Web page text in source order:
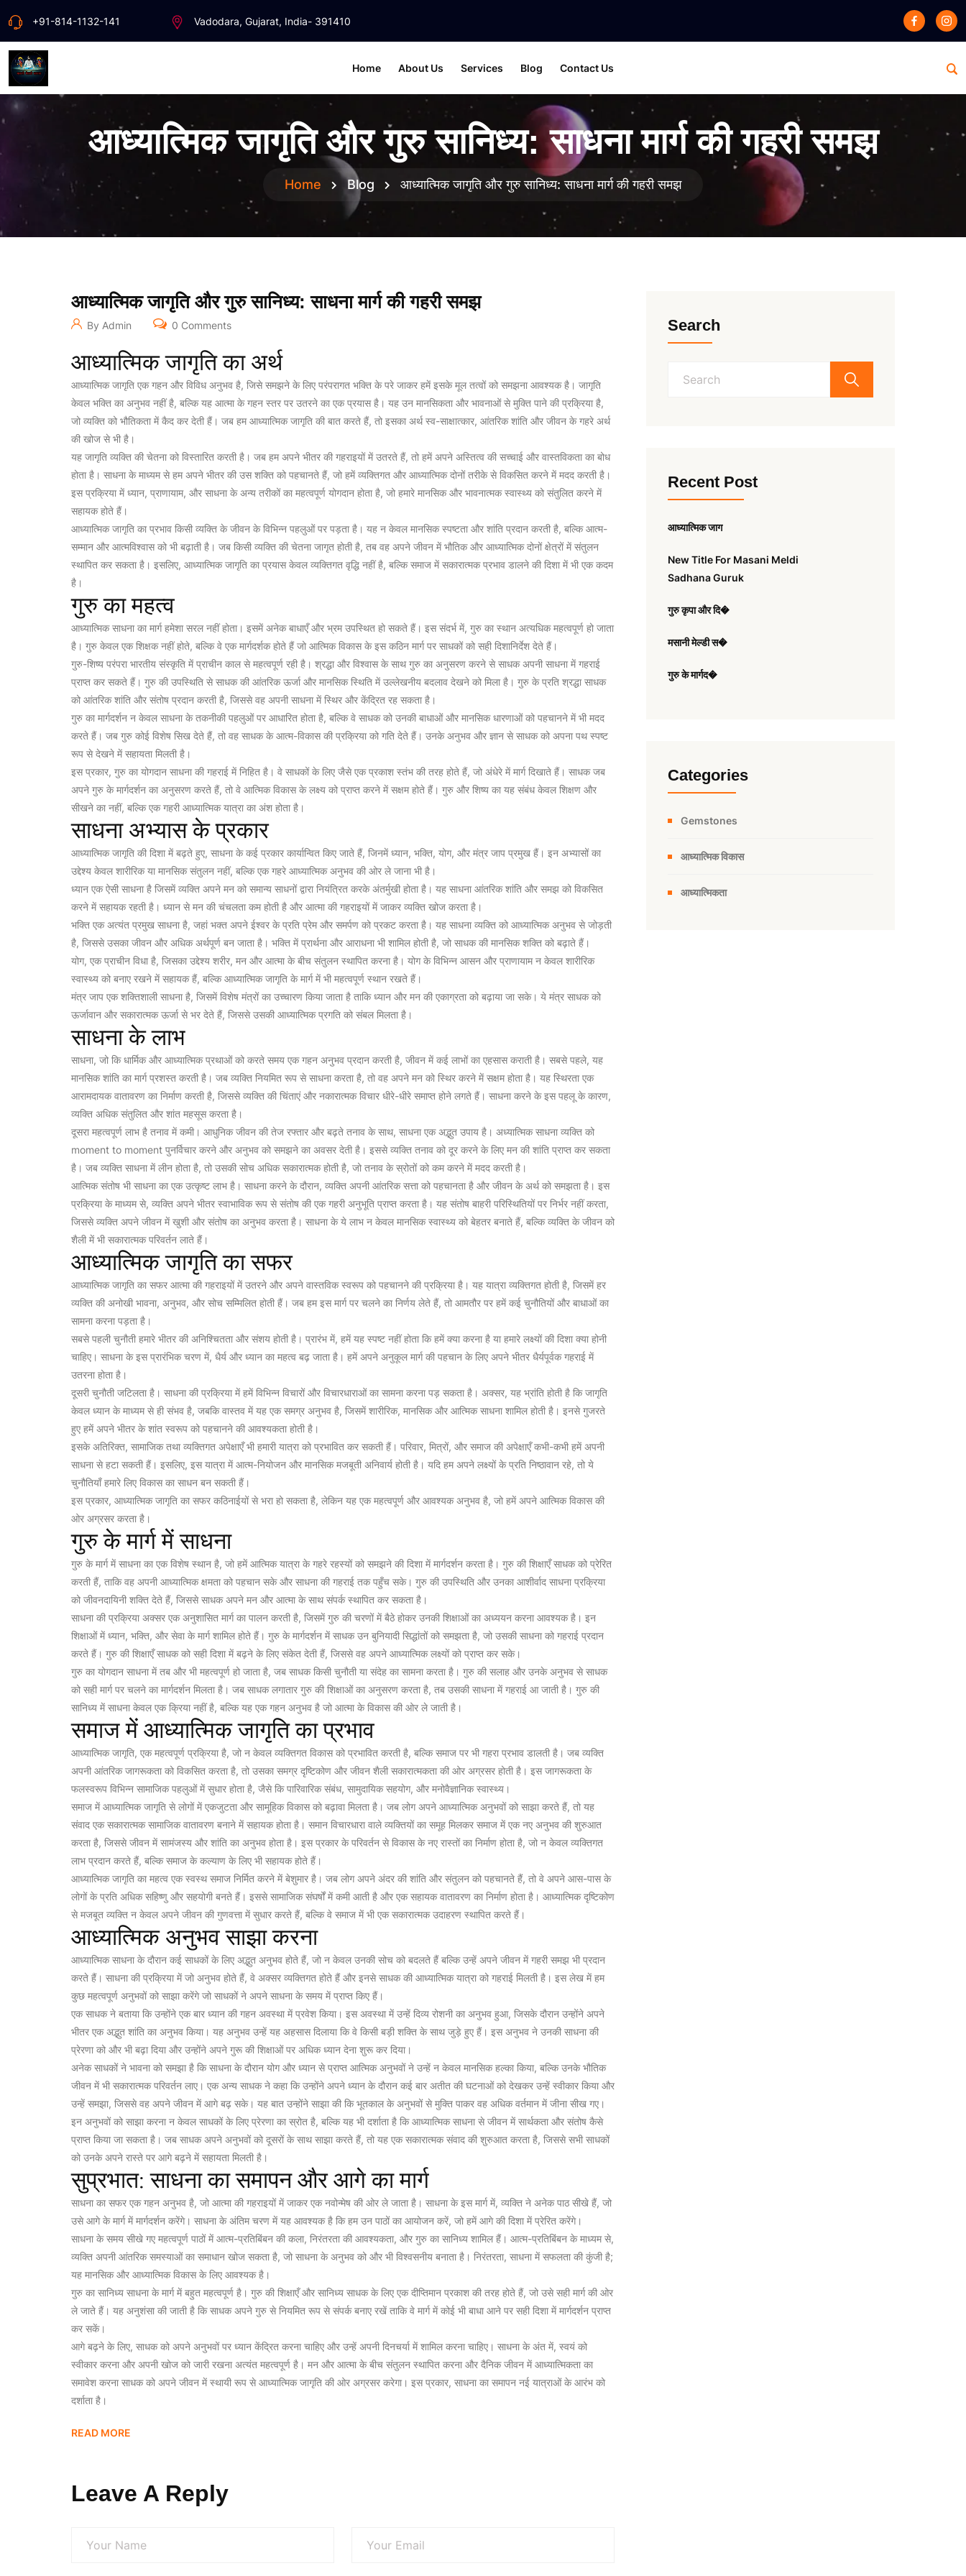
+91-814-1132-141 Vadodara, Gujarat, India- 391410
Home About Us Services Blog Contact Us
आध्यात्मिक जागृति और गुरु सानिध्य: साधना मार्ग की गहरी समझ
Home Blog आध्यात्मिक जागृति और गुरु सानिध्य: साधना मार्ग की गहरी समझ
आध्यात्मिक जागृति और गुरु सानिध्य: साधना मार्ग की गहरी समझ
By Admin 0 Comments
आध्यात्मिक जागृति का अर्थ
आध्यात्मिक जागृति एक गहन और विविध अनुभव है, जिसे समझने के लिए परंपरागत भक्ति के परे जाकर हमें इसके मूल तत्वों को समझना आवश्यक है। जागृति
केवल भक्ति का अनुभव नहीं है, बल्कि यह आत्मा के गहन स्तर पर उतरने का एक प्रयास है। यह उन मानसिकता और भावनाओं से मुक्ति पाने की प्रक्रिया है,
जो व्यक्ति को भौतिकता में कैद कर देती हैं। जब हम आध्यात्मिक जागृति की बात करते हैं, तो इसका अर्थ स्व-साक्षात्कार, आंतरिक शांति और जीवन के गहरे अर्थ
की खोज से भी है।
यह जागृति व्यक्ति की चेतना को विस्तारित करती है। जब हम अपने भीतर की गहराइयों में उतरते हैं, तो हमें अपने अस्तित्व की सच्चाई और वास्तविकता का बोध
होता है। साधना के माध्यम से हम अपने भीतर की उस शक्ति को पहचानते हैं, जो हमें व्यक्तिगत और आध्यात्मिक दोनों तरीके से विकसित करने में मदद करती है।
इस प्रक्रिया में ध्यान, प्राणायाम, और साधना के अन्य तरीकों का महत्वपूर्ण योगदान होता है, जो हमारे मानसिक और भावनात्मक स्वास्थ्य को संतुलित करने में
सहायक होते हैं।
आध्यात्मिक जागृति का प्रभाव किसी व्यक्ति के जीवन के विभिन्न पहलुओं पर पड़ता है। यह न केवल मानसिक स्पष्टता और शांति प्रदान करती है, बल्कि आत्म-
सम्मान और आत्मविश्वास को भी बढ़ाती है। जब किसी व्यक्ति की चेतना जागृत होती है, तब वह अपने जीवन में भौतिक और आध्यात्मिक दोनों क्षेत्रों में संतुलन
स्थापित कर सकता है। इसलिए, आध्यात्मिक जागृति का प्रयास केवल व्यक्तिगत वृद्धि नहीं है, बल्कि समाज में सकारात्मक प्रभाव डालने की दिशा में भी एक कदम
है।
गुरु का महत्व
आध्यात्मिक साधना का मार्ग हमेशा सरल नहीं होता। इसमें अनेक बाधाएँ और भ्रम उपस्थित हो सकते हैं। इस संदर्भ में, गुरु का स्थान अत्यधिक महत्वपूर्ण हो जाता
है। गुरु केवल एक शिक्षक नहीं होते, बल्कि वे एक मार्गदर्शक होते हैं जो आत्मिक विकास के इस कठिन मार्ग पर साधकों को सही दिशानिर्देश देते हैं।
गुरु-शिष्य परंपरा भारतीय संस्कृति में प्राचीन काल से महत्वपूर्ण रही है। श्रद्धा और विश्वास के साथ गुरु का अनुसरण करने से साधक अपनी साधना में गहराई
प्राप्त कर सकते हैं। गुरु की उपस्थिति से साधक की आंतरिक ऊर्जा और मानसिक स्थिति में उल्लेखनीय बदलाव देखने को मिला है। गुरु के प्रति श्रद्धा साधक
को आंतरिक शांति और संतोष प्रदान करती है, जिससे वह अपनी साधना में स्थिर और केंद्रित रह सकता है।
गुरु का मार्गदर्शन न केवल साधना के तकनीकी पहलुओं पर आधारित होता है, बल्कि वे साधक को उनकी बाधाओं और मानसिक धारणाओं को पहचानने में भी मदद
करते हैं। जब गुरु कोई विशेष सिख देते हैं, तो वह साधक के आत्म-विकास की प्रक्रिया को गति देते हैं। उनके अनुभव और ज्ञान से साधक को अपना पथ स्पष्ट
रूप से देखने में सहायता मिलती है।
इस प्रकार, गुरु का योगदान साधना की गहराई में निहित है। वे साधकों के लिए जैसे एक प्रकाश स्तंभ की तरह होते हैं, जो अंधेरे में मार्ग दिखाते हैं। साधक जब
अपने गुरु के मार्गदर्शन का अनुसरण करते हैं, तो वे आत्मिक विकास के लक्ष्य को प्राप्त करने में सक्षम होते हैं। गुरु और शिष्य का यह संबंध केवल शिक्षण और
सीखने का नहीं, बल्कि एक गहरी आध्यात्मिक यात्रा का अंश होता है।
साधना अभ्यास के प्रकार
आध्यात्मिक जागृति की दिशा में बढ़ते हुए, साधना के कई प्रकार कार्यान्वित किए जाते हैं, जिनमें ध्यान, भक्ति, योग, और मंत्र जाप प्रमुख हैं। इन अभ्यासों का
उद्देश्य केवल शारीरिक या मानसिक संतुलन नहीं, बल्कि एक गहरे आध्यात्मिक अनुभव की ओर ले जाना भी है।
ध्यान एक ऐसी साधना है जिसमें व्यक्ति अपने मन को समान्य साधनों द्वारा नियंत्रित करके अंतर्मुखी होता है। यह साधना आंतरिक शांति और समझ को विकसित
करने में सहायक रहती है। ध्यान से मन की चंचलता कम होती है और आत्मा की गहराइयों में जाकर व्यक्ति खोज करता है।
भक्ति एक अत्यंत प्रमुख साधना है, जहां भक्त अपने ईश्वर के प्रति प्रेम और समर्पण को प्रकट करता है। यह साधना व्यक्ति को आध्यात्मिक अनुभव से जोड़ती
है, जिससे उसका जीवन और अधिक अर्थपूर्ण बन जाता है। भक्ति में प्रार्थना और आराधना भी शामिल होती है, जो साधक की मानसिक शक्ति को बढ़ाते हैं।
योग, एक प्राचीन विधा है, जिसका उद्देश्य शरीर, मन और आत्मा के बीच संतुलन स्थापित करना है। योग के विभिन्न आसन और प्राणायाम न केवल शारीरिक
स्वास्थ्य को बनाए रखने में सहायक हैं, बल्कि आध्यात्मिक जागृति के मार्ग में भी महत्वपूर्ण स्थान रखते हैं।
मंत्र जाप एक शक्तिशाली साधना है, जिसमें विशेष मंत्रों का उच्चारण किया जाता है ताकि ध्यान और मन की एकाग्रता को बढ़ाया जा सके। ये मंत्र साधक को
ऊर्जावान और सकारात्मक ऊर्जा से भर देते हैं, जिससे उसकी आध्यात्मिक प्रगति को संबल मिलता है।
साधना के लाभ
साधना, जो कि धार्मिक और आध्यात्मिक प्रथाओं को करते समय एक गहन अनुभव प्रदान करती है, जीवन में कई लाभों का एहसास कराती है। सबसे पहले, यह
मानसिक शांति का मार्ग प्रशस्त करती है। जब व्यक्ति नियमित रूप से साधना करता है, तो वह अपने मन को स्थिर करने में सक्षम होता है। यह स्थिरता एक
आरामदायक वातावरण का निर्माण करती है, जिससे व्यक्ति की चिंताएं और नकारात्मक विचार धीरे-धीरे समाप्त होने लगते हैं। साधना करने के इस पहलू के कारण,
व्यक्ति अधिक संतुलित और शांत महसूस करता है।
दूसरा महत्वपूर्ण लाभ है तनाव में कमी। आधुनिक जीवन की तेज रफ्तार और बढ़ते तनाव के साथ, साधना एक अद्भुत उपाय है। अध्यात्मिक साधना व्यक्ति को
moment to moment पुनर्विचार करने और अनुभव को समझने का अवसर देती है। इससे व्यक्ति तनाव को दूर करने के लिए मन की शांति प्राप्त कर सकता
है। जब व्यक्ति साधना में लीन होता है, तो उसकी सोच अधिक सकारात्मक होती है, जो तनाव के स्रोतों को कम करने में मदद करती है।
आत्मिक संतोष भी साधना का एक उत्कृष्ट लाभ है। साधना करने के दौरान, व्यक्ति अपनी आंतरिक सत्ता को पहचानता है और जीवन के अर्थ को समझता है। इस
प्रक्रिया के माध्यम से, व्यक्ति अपने भीतर स्वाभाविक रूप से संतोष की एक गहरी अनुभूति प्राप्त करता है। यह संतोष बाहरी परिस्थितियों पर निर्भर नहीं करता,
जिससे व्यक्ति अपने जीवन में खुशी और संतोष का अनुभव करता है। साधना के ये लाभ न केवल मानसिक स्वास्थ्य को बेहतर बनाते हैं, बल्कि व्यक्ति के जीवन को
शैली में भी सकारात्मक परिवर्तन लाते हैं।
आध्यात्मिक जागृति का सफर
आध्यात्मिक जागृति का सफर आत्मा की गहराइयों में उतरने और अपने वास्तविक स्वरूप को पहचानने की प्रक्रिया है। यह यात्रा व्यक्तिगत होती है, जिसमें हर
व्यक्ति की अनोखी भावना, अनुभव, और सोच सम्मिलित होती हैं। जब हम इस मार्ग पर चलने का निर्णय लेते हैं, तो आमतौर पर हमें कई चुनौतियों और बाधाओं का
सामना करना पड़ता है।
सबसे पहली चुनौती हमारे भीतर की अनिश्चितता और संशय होती है। प्रारंभ में, हमें यह स्पष्ट नहीं होता कि हमें क्या करना है या हमारे लक्ष्यों की दिशा क्या होनी
चाहिए। साधना के इस प्रारंभिक चरण में, धैर्य और ध्यान का महत्व बढ़ जाता है। हमें अपने अनुकूल मार्ग की पहचान के लिए अपने भीतर धैर्यपूर्वक गहराई में
उतरना होता है।
दूसरी चुनौती जटिलता है। साधना की प्रक्रिया में हमें विभिन्न विचारों और विचारधाराओं का सामना करना पड़ सकता है। अक्सर, यह भ्रांति होती है कि जागृति
केवल ध्यान के माध्यम से ही संभव है, जबकि वास्तव में यह एक समग्र अनुभव है, जिसमें शारीरिक, मानसिक और आत्मिक साधना शामिल होती है। इनसे गुजरते
हुए हमें अपने भीतर के शांत स्वरूप को पहचानने की आवश्यकता होती है।
इसके अतिरिक्त, सामाजिक तथा व्यक्तिगत अपेक्षाएँ भी हमारी यात्रा को प्रभावित कर सकती हैं। परिवार, मित्रों, और समाज की अपेक्षाएँ कभी-कभी हमें अपनी
साधना से हटा सकती हैं। इसलिए, इस यात्रा में आत्म-नियोजन और मानसिक मजबूती अनिवार्य होती है। यदि हम अपने लक्ष्यों के प्रति निष्ठावान रहे, तो ये
चुनौतियाँ हमारे लिए विकास का साधन बन सकती हैं।
इस प्रकार, आध्यात्मिक जागृति का सफर कठिनाईयों से भरा हो सकता है, लेकिन यह एक महत्वपूर्ण और आवश्यक अनुभव है, जो हमें अपने आत्मिक विकास की
ओर अग्रसर करता है।
गुरु के मार्ग में साधना
गुरु के मार्ग में साधना का एक विशेष स्थान है, जो हमें आत्मिक यात्रा के गहरे रहस्यों को समझने की दिशा में मार्गदर्शन करता है। गुरु की शिक्षाएँ साधक को प्रेरित
करती हैं, ताकि वह अपनी आध्यात्मिक क्षमता को पहचान सके और साधना की गहराई तक पहुँच सके। गुरु की उपस्थिति और उनका आशीर्वाद साधना प्रक्रिया
को जीवनदायिनी शक्ति देते हैं, जिससे साधक अपने मन और आत्मा के साथ संपर्क स्थापित कर सकता है।
साधना की प्रक्रिया अक्सर एक अनुशासित मार्ग का पालन करती है, जिसमें गुरु की चरणों में बैठे होकर उनकी शिक्षाओं का अध्ययन करना आवश्यक है। इन
शिक्षाओं में ध्यान, भक्ति, और सेवा के मार्ग शामिल होते हैं। गुरु के मार्गदर्शन में साधक उन बुनियादी सिद्धांतों को समझता है, जो उसकी साधना को गहराई प्रदान
करते हैं। गुरु की शिक्षाएँ साधक को सही दिशा में बढ़ने के लिए संकेत देती हैं, जिससे वह अपने आध्यात्मिक लक्ष्यों को प्राप्त कर सके।
गुरु का योगदान साधना में तब और भी महत्वपूर्ण हो जाता है, जब साधक किसी चुनौती या संदेह का सामना करता है। गुरु की सलाह और उनके अनुभव से साधक
को सही मार्ग पर चलने का मार्गदर्शन मिलता है। जब साधक लगातार गुरु की शिक्षाओं का अनुसरण करता है, तब उसकी साधना में गहराई आ जाती है। गुरु की
सानिध्य में साधना केवल एक क्रिया नहीं है, बल्कि यह एक गहन अनुभव है जो आत्मा के विकास की ओर ले जाती है।
समाज में आध्यात्मिक जागृति का प्रभाव
आध्यात्मिक जागृति, एक महत्वपूर्ण प्रक्रिया है, जो न केवल व्यक्तिगत विकास को प्रभावित करती है, बल्कि समाज पर भी गहरा प्रभाव डालती है। जब व्यक्ति
अपनी आंतरिक जागरूकता को विकसित करता है, तो उसका समग्र दृष्टिकोण और जीवन शैली सकारात्मकता की ओर अग्रसर होती है। इस जागरूकता के
फलस्वरूप विभिन्न सामाजिक पहलुओं में सुधार होता है, जैसे कि पारिवारिक संबंध, सामुदायिक सहयोग, और मनोवैज्ञानिक स्वास्थ्य।
समाज में आध्यात्मिक जागृति से लोगों में एकजुटता और सामूहिक विकास को बढ़ावा मिलता है। जब लोग अपने आध्यात्मिक अनुभवों को साझा करते हैं, तो यह
संवाद एक सकारात्मक सामाजिक वातावरण बनाने में सहायक होता है। समान विचारधारा वाले व्यक्तियों का समूह मिलकर समाज में एक नए अनुभव की शुरुआत
करता है, जिससे जीवन में सामंजस्य और शांति का अनुभव होता है। इस प्रकार के परिवर्तन से विकास के नए रास्तों का निर्माण होता है, जो न केवल व्यक्तिगत
लाभ प्रदान करते हैं, बल्कि समाज के कल्याण के लिए भी सहायक होते हैं।
आध्यात्मिक जागृति का महत्व एक स्वस्थ समाज निर्मित करने में बेशुमार है। जब लोग अपने अंदर की शांति और संतुलन को पहचानते हैं, तो वे अपने आस-पास के
लोगों के प्रति अधिक सहिष्णु और सहयोगी बनते हैं। इससे सामाजिक संघर्षों में कमी आती है और एक सहायक वातावरण का निर्माण होता है। आध्यात्मिक दृष्टिकोण
से मजबूत व्यक्ति न केवल अपने जीवन की गुणवत्ता में सुधार करते हैं, बल्कि वे समाज में भी एक सकारात्मक उदाहरण स्थापित करते हैं।
आध्यात्मिक अनुभव साझा करना
आध्यात्मिक साधना के दौरान कई साधकों के लिए अद्भुत अनुभव होते हैं, जो न केवल उनकी सोच को बदलते हैं बल्कि उन्हें अपने जीवन में गहरी समझ भी प्रदान
करते हैं। साधना की प्रक्रिया में जो अनुभव होते हैं, वे अक्सर व्यक्तिगत होते हैं और इनसे साधक की आध्यात्मिक यात्रा को गहराई मिलती है। इस लेख में हम
कुछ महत्वपूर्ण अनुभवों को साझा करेंगे जो साधकों ने अपने साधना के समय में प्राप्त किए हैं।
एक साधक ने बताया कि उन्होंने एक बार ध्यान की गहन अवस्था में प्रवेश किया। इस अवस्था में उन्हें दिव्य रोशनी का अनुभव हुआ, जिसके दौरान उन्होंने अपने
भीतर एक अद्भुत शांति का अनुभव किया। यह अनुभव उन्हें यह अहसास दिलाया कि वे किसी बड़ी शक्ति के साथ जुड़े हुए हैं। इस अनुभव ने उनकी साधना की
प्रेरणा को और भी बढ़ा दिया और उन्होंने अपने गुरू की शिक्षाओं पर अधिक ध्यान देना शुरू कर दिया।
अनेक साधकों ने भावना को समझा है कि साधना के दौरान योग और ध्यान से प्राप्त आत्मिक अनुभवों ने उन्हें न केवल मानसिक हल्का किया, बल्कि उनके भौतिक
जीवन में भी सकारात्मक परिवर्तन लाए। एक अन्य साधक ने कहा कि उन्होंने अपने ध्यान के दौरान कई बार अतीत की घटनाओं को देखकर उन्हें स्वीकार किया और
उन्हें समझा, जिससे वह अपने जीवन में आगे बढ़ सके। यह बात उन्होंने साझा की कि भूतकाल के अनुभवों से मुक्ति पाकर वह अधिक वर्तमान में जीना सीख गए।
इन अनुभवों को साझा करना न केवल साधकों के लिए प्रेरणा का स्रोत है, बल्कि यह भी दर्शाता है कि आध्यात्मिक साधना से जीवन में सार्थकता और संतोष कैसे
प्राप्त किया जा सकता है। जब साधक अपने अनुभवों को दूसरों के साथ साझा करते हैं, तो यह एक सकारात्मक संवाद की शुरुआत करता है, जिससे सभी साधकों
को उनके अपने रास्ते पर आगे बढ़ने में सहायता मिलती है।
सुप्रभात: साधना का समापन और आगे का मार्ग
साधना का सफर एक गहन अनुभव है, जो आत्मा की गहराइयों में जाकर एक नवोन्मेष की ओर ले जाता है। साधना के इस मार्ग में, व्यक्ति ने अनेक पाठ सीखे हैं, जो
उसे आगे के मार्ग में मार्गदर्शन करेंगे। साधना के अंतिम चरण में यह आवश्यक है कि हम उन पाठों का आयोजन करें, जो हमें आगे की दिशा में प्रेरित करेंगे।
साधना के समय सीखे गए महत्वपूर्ण पाठों में आत्म-प्रतिबिंबन की कला, निरंतरता की आवश्यकता, और गुरु का सानिध्य शामिल हैं। आत्म-प्रतिबिंबन के माध्यम से,
व्यक्ति अपनी आंतरिक समस्याओं का समाधान खोज सकता है, जो साधना के अनुभव को और भी विश्वसनीय बनाता है। निरंतरता, साधना में सफलता की कुंजी है;
यह मानसिक और आध्यात्मिक विकास के लिए आवश्यक है।
गुरु का सानिध्य साधना के मार्ग में बहुत महत्वपूर्ण है। गुरु की शिक्षाएँ और सानिध्य साधक के लिए एक दीप्तिमान प्रकाश की तरह होते हैं, जो उसे सही मार्ग की ओर
ले जाते हैं। यह अनुशंसा की जाती है कि साधक अपने गुरु से नियमित रूप से संपर्क बनाए रखें ताकि वे मार्ग में कोई भी बाधा आने पर सही दिशा में मार्गदर्शन प्राप्त
कर सकें।
आगे बढ़ने के लिए, साधक को अपने अनुभवों पर ध्यान केंद्रित करना चाहिए और उन्हें अपनी दिनचर्या में शामिल करना चाहिए। साधना के अंत में, स्वयं को
स्वीकार करना और अपनी खोज को जारी रखना अत्यंत महत्वपूर्ण है। मन और आत्मा के बीच संतुलन स्थापित करना और दैनिक जीवन में आध्यात्मिकता का
समावेश करना साधक को अपने जीवन में स्थायी रूप से आध्यात्मिक जागृति की ओर अग्रसर करेगा। इस प्रकार, साधना का समापन नई यात्राओं के आरंभ को
दर्शाता है।
READ MORE
Leave A Reply
Search
Recent Post
आध्यात्मिक जाग
New Title For Masani Meldi
Sadhana Guruk
गुरु कृपा और दि�
मसानी मेल्डी स�
गुरु के मार्गद�
Categories
Gemstones
आध्यात्मिक विकास
आध्यात्मिकता